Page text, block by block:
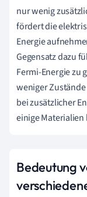
nur wenig
fördert die
Energie
Gegensatz dazu
Fermi-Energie zu
weniger
bei zusätzlicher
einige Materialien
Bedeutung